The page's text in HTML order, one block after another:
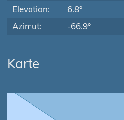
Elevation:
6.8°
Azimut:
-66.9°
Karte